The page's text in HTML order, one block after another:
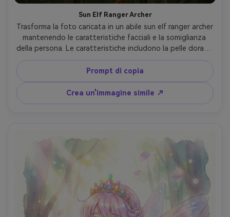
Sun Elf Ranger Archer
Trasforma la foto caricata in un abile sun elf ranger archer
mantenendo le caratteristiche facciali e la somiglianza
della persona. Le caratteristiche includono la pelle dorata,
caldi capelli biondi in pratica treccia, orecchie a punta,
lentiggini baciate dal sole. Indossa l'armatura ranger in
pelle verde foresta con ricamo in foglia d'oro, tremor di
frecce con piume, elegante arco recurve in legno
incantato. L'espressione è focalizzata e vigile. Lo sfondo
avventura fantasia estetica, sensazione della professione
Prompt di copia
Crea un'immagine simile ↗